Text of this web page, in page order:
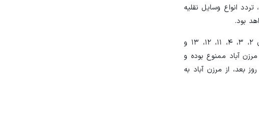
تردد انواع وسایل نقلیه
هم چنین تردد انواع وسایل نقلیه از ساعت ۱۲ روزهای چهارشنبه، پنجشنبه، جمعه، جمعه، شنبه، یکشنبه و دوشنبه تاریخ‌های ۲، ۳، ۴، ۱۱، ۱۲، ۱۳ و
سمت مرزن آباد ممنوع بوده و
محل، تردد انواع وسایل نقلیه از ساعت ۱۶: ۰۰ تاریخ‌های مذکور تا ساعت ۰۲: ۰۰ بامداد روز بعد، از مرزن آباد به